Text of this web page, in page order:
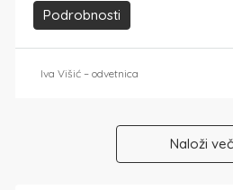
Podrobnosti
Iva Višić – odvetnica
Naloži več